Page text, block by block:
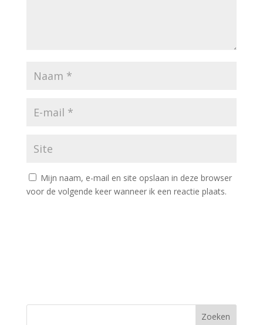
Mijn naam, e-mail en site opslaan in deze browser
voor de volgende keer wanneer ik een reactie plaats.